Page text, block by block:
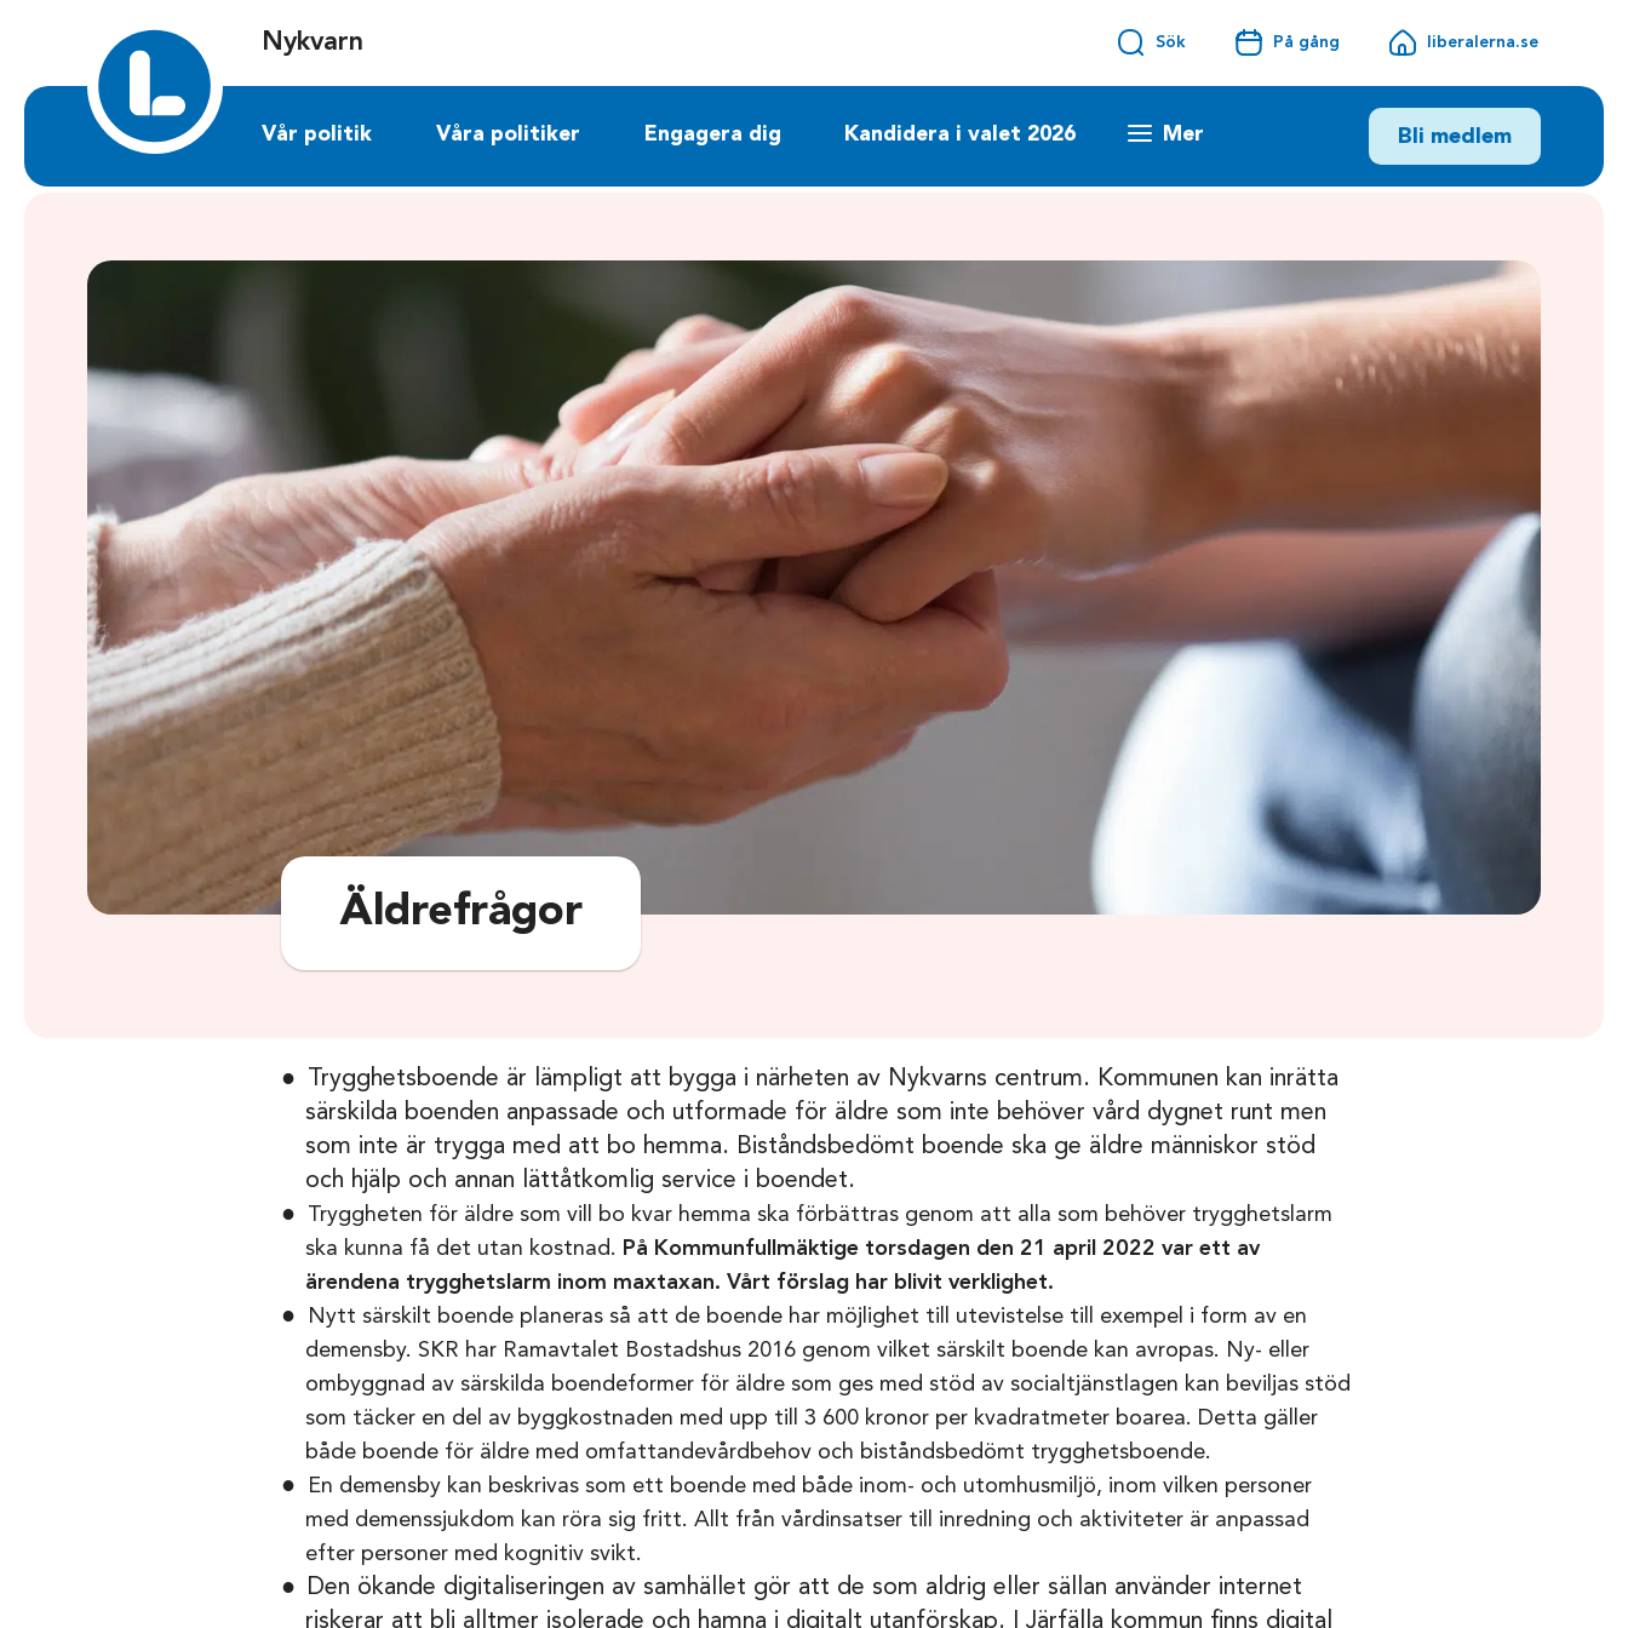
Nykvarn Sök På gång liberalerna.se
Vår politik Våra politiker Engagera dig Kandidera i valet 2026 Mer Bli medlem
Äldrefrågor
Trygghetsboende är lämpligt att bygga i närheten av Nykvarns centrum. Kommunen kan inrätta
särskilda boenden anpassade och utformade för äldre som inte behöver vård dygnet runt men
som inte är trygga med att bo hemma. Biståndsbedömt boende ska ge äldre människor stöd
och hjälp och annan lättåtkomlig service i boendet.
Tryggheten för äldre som vill bo kvar hemma ska förbättras genom att alla som behöver trygghetslarm
ska kunna få det utan kostnad. På Kommunfullmäktige torsdagen den 21 april 2022 var ett av
ärendena trygghetslarm inom maxtaxan. Vårt förslag har blivit verklighet.
Nytt särskilt boende planeras så att de boende har möjlighet till utevistelse till exempel i form av en
demensby. SKR har Ramavtalet Bostadshus 2016 genom vilket särskilt boende kan avropas. Ny- eller
ombyggnad av särskilda boendeformer för äldre som ges med stöd av socialtjänstlagen kan beviljas stöd
som täcker en del av byggkostnaden med upp till 3 600 kronor per kvadratmeter boarea. Detta gäller
både boende för äldre med omfattandevårdbehov och biståndsbedömt trygghetsboende.
En demensby kan beskrivas som ett boende med både inom- och utomhusmiljö, inom vilken personer
med demenssjukdom kan röra sig fritt. Allt från vårdinsatser till inredning och aktiviteter är anpassad
efter personer med kognitiv svikt.
Den ökande digitaliseringen av samhället gör att de som aldrig eller sällan använder internet
riskerar att bli alltmer isolerade och hamna i digitalt utanförskap. I Järfälla kommun finns digital